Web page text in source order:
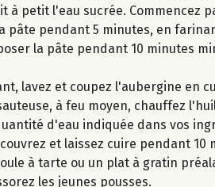
à petit l'eau sucrée. Commencez
pâte pendant 5 minutes, en
la pâte pendant 10 minutes
lavez et coupez l'aubergine en
à feu moyen, chauffez
d'eau indiquée dans vos
et laissez cuire pendant 10
à tarte ou un plat à gratin
les jeunes pousses.